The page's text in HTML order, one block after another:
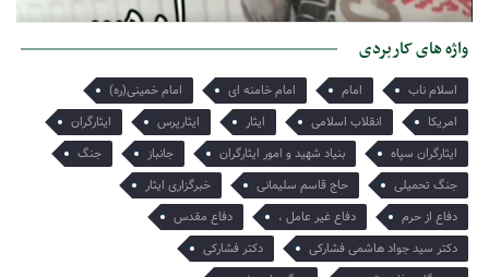
میبینی و از دلتنگی هایش آگاهی…
واژه های کاربردی
اسلام ناب امام امام خامنه ای
امام خمینی(ره)
امریکا
انقلاب اسلامی ایثار ایثارپرس
ایثارگران
ایثارگران سپاه
بنیاد شهید و امور ایثارگران جانباز
جنگ
جنگ تحمیلی
حاج قاسم سلیمانی
خبرگزاری ایثار
دفاع از حرم
دفاع غیر عامل ،
دفاع مقدس
دکتر سید جواد هاشمی فشارکی
دکتر فشارکی